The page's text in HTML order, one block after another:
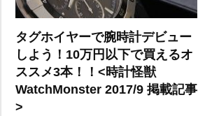
タグホイヤーで腕時計デビュー
しよう！10万円以下で買えるオ
ススメ3本！！<時計怪獣
WatchMonster 2017/9 掲載記事
>